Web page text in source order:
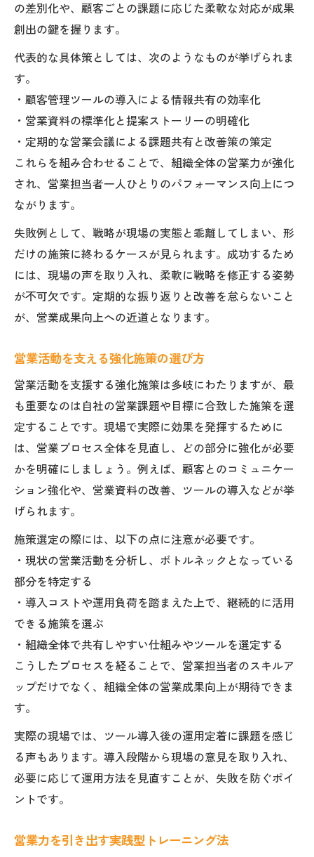
の差別化や、顧客ごとの課題に応じた柔軟な対応が成果
創出の鍵を握ります。
代表的な具体策としては、次のようなものが挙げられま
す。
・顧客管理ツールの導入による情報共有の効率化
・営業資料の標準化と提案ストーリーの明確化
・定期的な営業会議による課題共有と改善策の策定
これらを組み合わせることで、組織全体の営業力が強化
され、営業担当者一人ひとりのパフォーマンス向上につ
ながります。
失敗例として、戦略が現場の実態と乖離してしまい、形
だけの施策に終わるケースが見られます。成功するため
には、現場の声を取り入れ、柔軟に戦略を修正する姿勢
が不可欠です。定期的な振り返りと改善を怠らないこと
が、営業成果向上への近道となります。
営業活動を支える強化施策の選び方
営業活動を支援する強化施策は多岐にわたりますが、最
も重要なのは自社の営業課題や目標に合致した施策を選
定することです。現場で実際に効果を発揮するために
は、営業プロセス全体を見直し、どの部分に強化が必要
かを明確にしましょう。例えば、顧客とのコミュニケー
ション強化や、営業資料の改善、ツールの導入などが挙
げられます。
施策選定の際には、以下の点に注意が必要です。
・現状の営業活動を分析し、ボトルネックとなっている
部分を特定する
・導入コストや運用負荷を踏まえた上で、継続的に活用
できる施策を選ぶ
・組織全体で共有しやすい仕組みやツールを選定する
こうしたプロセスを経ることで、営業担当者のスキルア
ップだけでなく、組織全体の営業成果向上が期待できま
す。
実際の現場では、ツール導入後の運用定着に課題を感じ
る声もあります。導入段階から現場の意見を取り入れ、
必要に応じて運用方法を見直すことが、失敗を防ぐポイ
ントです。
営業力を引き出す実践型トレーニング法